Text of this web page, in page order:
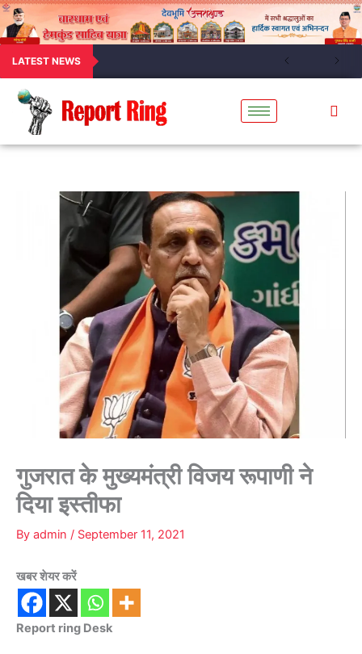
LATEST NEWS
गुजरात के मुख्यमंत्री विजय रूपाणी ने
दिया इस्तीफा
By admin / September 11, 2021
खबर शेयर करें
Report ring Desk